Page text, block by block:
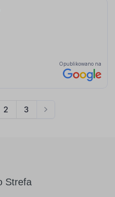
Strefa